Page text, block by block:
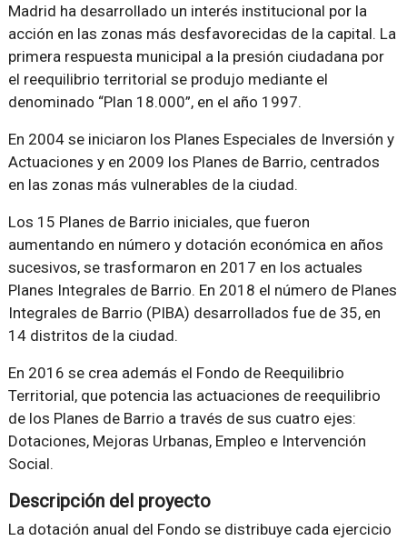
Madrid ha desarrollado un interés institucional por la
acción en las zonas más desfavorecidas de la capital. La
primera respuesta municipal a la presión ciudadana por
el reequilibrio territorial se produjo mediante el
denominado “Plan 18.000”, en el año 1997.
En 2004 se iniciaron los Planes Especiales de Inversión y
Actuaciones y en 2009 los Planes de Barrio, centrados
en las zonas más vulnerables de la ciudad.
Los 15 Planes de Barrio iniciales, que fueron
aumentando en número y dotación económica en años
sucesivos, se trasformaron en 2017 en los actuales
Planes Integrales de Barrio. En 2018 el número de Planes
Integrales de Barrio (PIBA) desarrollados fue de 35, en
14 distritos de la ciudad.
En 2016 se crea además el Fondo de Reequilibrio
Territorial, que potencia las actuaciones de reequilibrio
de los Planes de Barrio a través de sus cuatro ejes:
Dotaciones, Mejoras Urbanas, Empleo e Intervención
Social.
Descripción del proyecto
La dotación anual del Fondo se distribuye cada ejercicio